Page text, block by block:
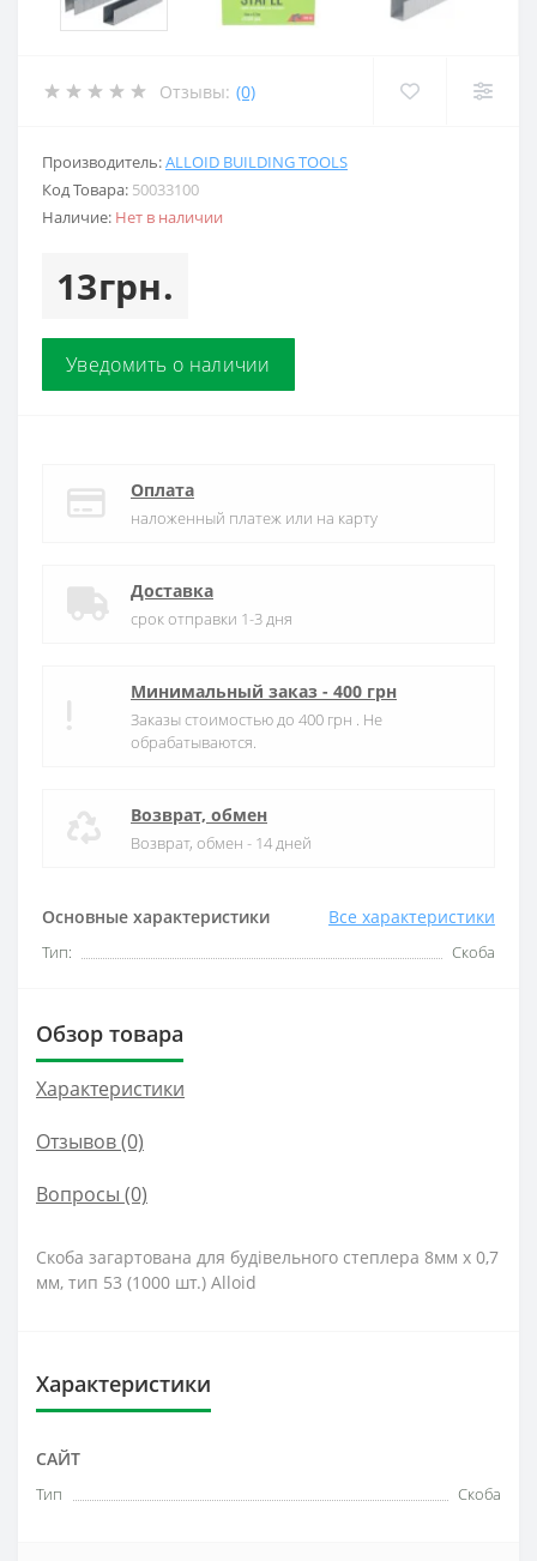
Отзывы: (0)
Производитель:ALLOID BUILDING TOOLS
Код Товара: 50033100
Наличие: Нет в наличии
13грн.
Уведомить о наличии
Основные характеристики Все характеристики
Тип: Скоба
Оплата
наложенный платеж или на карту
Доставка
срок отправки 1-3 дня
Минимальный заказ - 400 грн
Заказы стоимостью до 400 грн . Не
обрабатываются.
Возврат, обмен
Возврат, обмен - 14 дней
Обзор товара
Характеристики
Отзывов (0)
Вопросы (0)
Скоба загартована для будівельного степлера 8мм х 0,7
мм, тип 53 (1000 шт.) Alloid
Характеристики
САЙТ
Тип Скоба